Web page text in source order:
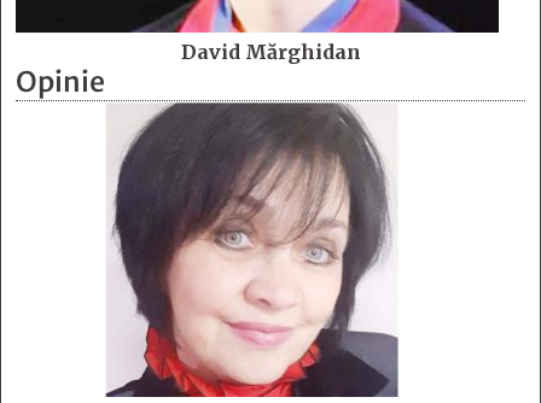
David Mărghidan
Opinie